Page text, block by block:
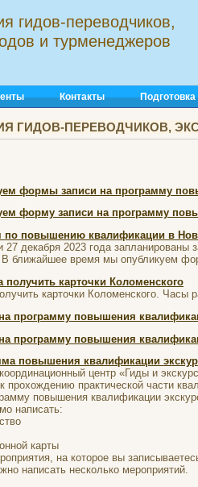
гидов-переводчиков,
и турменеджеров
Контакты
ГИДОВ-ПЕРЕВОДЧИКОВ,
формы записи на программу
форму записи на программу
по повышению квалификации в
27 декабря 2023 года
В ближайшее время мы опубликуем
получить карточки Коломенского
карточки Коломенского.
программу повышения
программу повышения
повышения квалификации
центр «Гиды и
прохождению практической части
повышения квалификации
написать:
карты
на которое вы
написать несколько мероприятий.